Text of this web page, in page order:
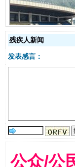
阿坝州三
国家大学
残疾人新闻
发表感言：
公众/公